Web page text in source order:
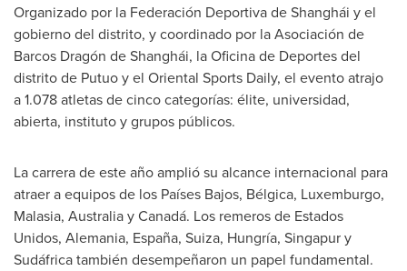
Organizado por la Federación Deportiva de Shanghái y el
gobierno del distrito, y coordinado por la Asociación de
Barcos Dragón de Shanghái, la Oficina de Deportes del
distrito de Putuo y el Oriental Sports Daily, el evento atrajo
a 1.078 atletas de cinco categorías: élite, universidad,
abierta, instituto y grupos públicos.
La carrera de este año amplió su alcance internacional para
atraer a equipos de los Países Bajos, Bélgica, Luxemburgo,
Malasia, Australiay Canadá. Los remeros de Estados
Unidos, Alemania, España, Suiza, Hungría, Singapur y
Sudáfrica también desempeñaron un papel fundamental.